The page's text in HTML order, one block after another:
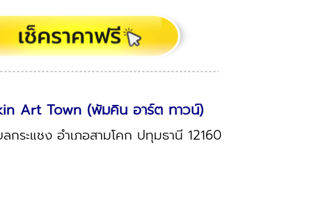
Art Town (พัมคิน อาร์ต ทาวน์)
ระแชง อำเภอสามโคก ปทุมธานี 12160